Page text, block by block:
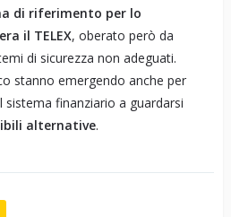
di riferimento per lo
il TELEX, oberato però da
di sicurezza non adeguati.
stanno emergendo anche per
sistema finanziario a guardarsi
alternative.